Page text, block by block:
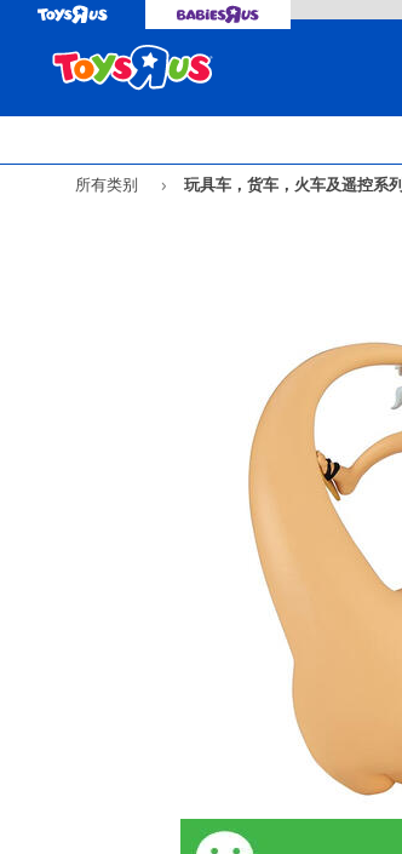
所有类别 玩具车，货车，火车及遥控系列